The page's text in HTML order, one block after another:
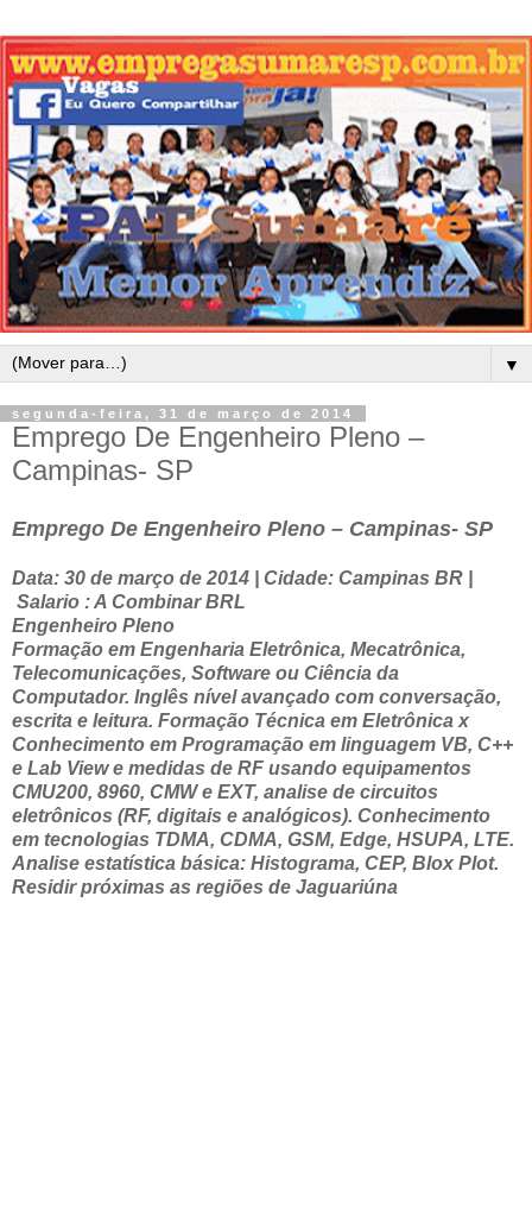
▼
segunda-feira, 31 de março de 2014
Emprego De Engenheiro Pleno –
Campinas- SP
Emprego De Engenheiro Pleno – Campinas- SP
Data: 30 de março de 2014 | Cidade: Campinas BR |
Salario : A Combinar BRL
Engenheiro Pleno
Formação em Engenharia Eletrônica, Mecatrônica,
Telecomunicações, Software ou Ciência da
Computador. Inglês nível avançado com conversação,
escrita e leitura. Formação Técnica em Eletrônica x
Conhecimento em Programação em linguagem VB, C++
e Lab View e medidas de RF usando equipamentos
CMU200, 8960, CMW e EXT, analise de circuitos
eletrônicos (RF, digitais e analógicos). Conhecimento
em tecnologias TDMA, CDMA, GSM, Edge, HSUPA, LTE.
Analise estatística básica: Histograma, CEP, Blox Plot.
Residir próximas as regiões de Jaguariúna